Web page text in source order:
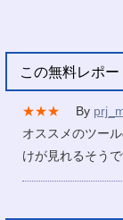
この無料レポ
★★★ By
オススメのツー
けが見れるそうで